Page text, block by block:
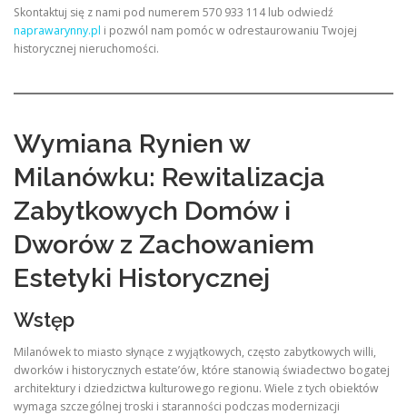
Skontaktuj się z nami pod numerem 570 933 114 lub odwiedź
naprawarynny.pl i pozwól nam pomóc w odrestaurowaniu Twojej
historycznej nieruchomości.
Wymiana Rynien w
Milanówku: Rewitalizacja
Zabytkowych Domów i
Dworów z Zachowaniem
Estetyki Historycznej
Wstęp
Milanówek to miasto słynące z wyjątkowych, często zabytkowych willi,
dworków i historycznych estate’ów, które stanowią świadectwo bogatej
architektury i dziedzictwa kulturowego regionu. Wiele z tych obiektów
wymaga szczególnej troski i staranności podczas modernizacji